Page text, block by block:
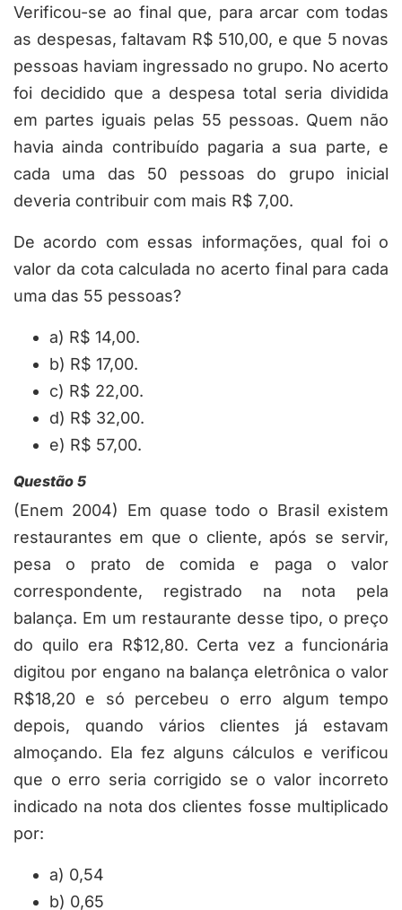
Verificou-se ao final que, para arcar com todas
as despesas, faltavam R$ 510,00, e que 5 novas
pessoas haviam ingressado no grupo. No acerto
foi decidido que a despesa total seria dividida
em partes iguais pelas 55 pessoas. Quem não
havia ainda contribuído pagaria a sua parte, e
cada uma das 50 pessoas do grupo inicial
deveria contribuir com mais R$ 7,00.
De acordo com essas informações, qual foi o
valor da cota calculada no acerto final para cada
uma das 55 pessoas?
a) R$ 14,00.
b) R$ 17,00.
c) R$ 22,00.
d) R$ 32,00.
e) R$ 57,00.
Questão 5
(Enem 2004) Em quase todo o Brasil existem
restaurantes em que o cliente, após se servir,
pesa o prato de comida e paga o valor
correspondente, registrado na nota pela
balança. Em um restaurante desse tipo, o preço
do quilo era R$12,80. Certa vez a funcionária
digitou por engano na balança eletrônica o valor
R$18,20 e só percebeu o erro algum tempo
depois, quando vários clientes já estavam
almoçando. Ela fez alguns cálculos e verificou
que o erro seria corrigido se o valor incorreto
indicado na nota dos clientes fosse multiplicado
por:
a) 0,54
b) 0,65